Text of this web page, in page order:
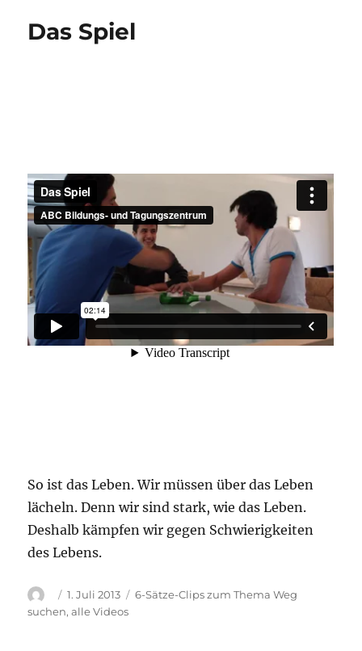
Das Spiel
So ist das Leben. Wir müssen über das Leben
lächeln. Denn wir sind stark, wie das Leben.
Deshalb kämpfen wir gegen Schwierigkeiten
des Lebens.
AutorVeröffentlicht
am
1. Juli 2013 Kategorien
6-Sätze-Clips zum Thema Weg
suchen,alle Videos